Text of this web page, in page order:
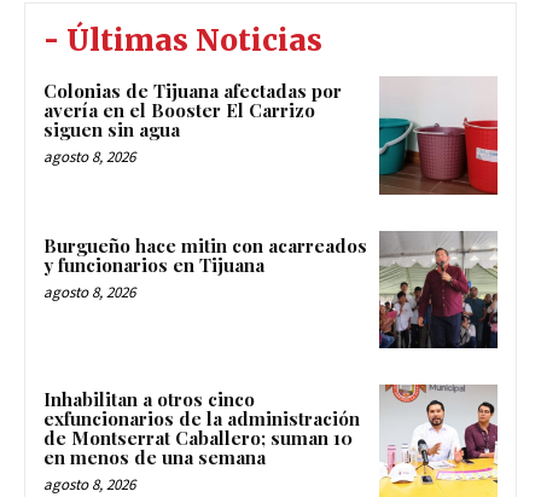
- Últimas Noticias
Colonias de Tijuana afectadas por
avería en el Booster El Carrizo
siguen sin agua
agosto 8, 2026
Burgueño hace mitin con acarreados
y funcionarios en Tijuana
agosto 8, 2026
Inhabilitan a otros cinco
exfuncionarios de la administración
de Montserrat Caballero; suman 10
en menos de una semana
agosto 8, 2026